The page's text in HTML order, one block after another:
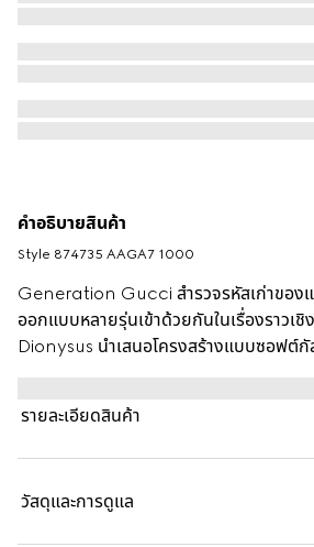
คำอธิบายสินค้า
Style ‎874735 AAGA7 1000
Generation Gucci สำรวจรหัสเก่าของ
ออกแบบหลายรุ่นเข้าด้วยกันในเรื่องราวเ
Dionysus นำเสนอโครงสร้างแบบซอฟต์กั
รายละเอียดสินค้า
วัสดุและการดูแล